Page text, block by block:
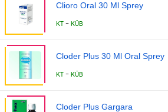
Clioro Oral 30 Ml Sprey
KT - KÜB
Cloder Plus 30 Ml Oral Sprey
KT - KÜB
Cloder Plus Gargara